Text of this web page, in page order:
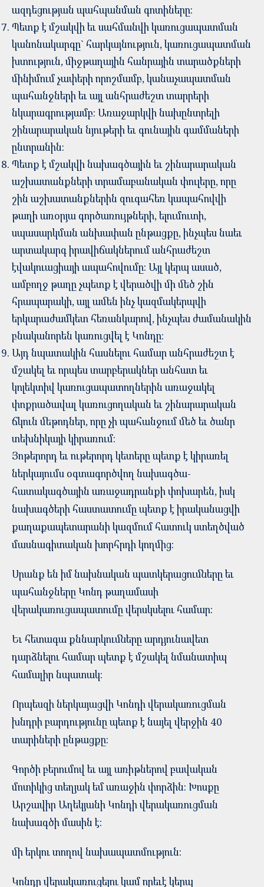
ազդեցության պահպանման գոտիները:
Պետք է մշակվի եւ սահմանվի կառուցապատման
կանոնակարգը` հարկայնություն, կառուցապատման
խտություն, միջթաղային հանրային տարածքների
մինիմում չափերի որոշմամբ, կանաչապատման
պահանջների եւ այլ անհրաժեշտ տարրերի
նկարագրությամբ: Առաջարկվի նախընտրելի
շինարարական նյութերի եւ գունային գամմաների
ընտրանին:
Պետք է մշակվի նախագծային եւ շինարարական
աշխատանքների տրամաբանական փուլերը, որը
շին աշխատանքներին զուգահեռ կապահովվի
թաղի առօրյա գործառույթների, ելումուտի,
սպասարկման անխափան ընթացքը, ինչպես նաեւ
արտակարգ իրավիճակներում անհրաժեշտ
էվակուացիայի ապահովումը: Այլ կերպ ասած,
ամբողջ թաղը չպետք է վերածվի մի մեծ շին
հրապարակի, այլ ամեն ինչ կազմակերպվի
երկարաժամկետ հեռանկարով, ինչպես ժամանակին
բնականորեն կառուցվել է Կոնդը:
Այդ նպատակին հասնելու համար անհրաժեշտ է
մշակել եւ որպես տարբերակներ անհատ եւ
կոլեկտիվ կառուցապատողներին առաջակել
փոքրածավալ կառուցողական եւ շինարարական
ճկուն մեթոդներ, որը չի պահանջում մեծ եւ ծանր
տեխնիկայի կիրառում:
Յոթերորդ եւ ութերորդ կետերը պետք է կիրառել
ներկայումս օգտագործվող նախագծա-
հատակագծային առաջադրանքի փոխարեն, իսկ
նախագծերի հաստատումը պետք է իրականացվի
քաղաքապետարանի կազմում հատուկ ստեղծված
մասնագիտական խորհրդի կողմից:
Սրանք են իմ նախնական պատկերացումները եւ
պահանջները Կոնդ թաղամասի
վերակառուցապատումը վերսկսելու համար:
Եւ հետագա քննարկումները արդյունավետ
դարձնելու համար պետք է մշակել նմանատիպ
համալիր նպատակ:
Որպեսզի ներկայացվի Կոնդի վերակառուցման
խնդրի բարդությունը պետք է նայել վերջին 40
տարիների ընթացքը:
Գործի բերումով եւ այլ առիթներով բավական
մոտիկից տեղյակ եմ առաջին փորձին: Խոսքը
Արշավիր Աղեկյանի Կոնդի վերակառուցման
նախագծի մասին է:
մի երկու տողով նախապատմություն:
Կոնդը վերակառուցելու կամ որեւէ կերպ